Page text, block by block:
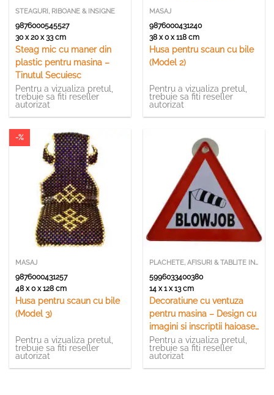
STEAGURI, RIBOANE & INSIGNE
9876000545527
30 x 20 x 33 cm
Steag mic cu maner din
plastic pentru masina –
Tinutul Secuiesc
Pentru a vizualiza pretul,
trebuie sa fiti reseller
autorizat
MASAJ
9876000431240
38 x 0 x 118 cm
Husa pentru scaun cu bile
(Model 2)
Pentru a vizualiza pretul,
trebuie sa fiti reseller
autorizat
-%
MASAJ
9876000431257
48 x 0 x 128 cm
Husa pentru scaun cu bile
(Model 3)
Pentru a vizualiza pretul,
trebuie sa fiti reseller
autorizat
PLACHETE, AFISURI & TABLITE INSCRIPTIONATE
5996033400380
14 x 1 x 13 cm
Decoratiune cu ventuza
pentru masina – Design cu
imagini si inscriptii haioase
– 2 modele
Pentru a vizualiza pretul,
trebuie sa fiti reseller
autorizat